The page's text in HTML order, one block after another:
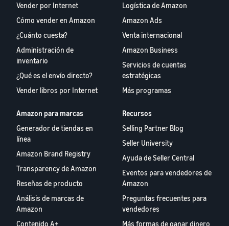
Vender por Internet
Cómo vender en Amazon
¿Cuánto cuesta?
Administración de
inventario
¿Qué es el envío directo?
Vender libros por Internet
Logística de Amazon
Amazon Ads
Venta internacional
Amazon Business
Servicios de cuentas
estratégicas
Más programas
Amazon para marcas
Generador de tiendas en
línea
Amazon Brand Registry
Transparency de Amazon
Reseñas de producto
Análisis de marcas de
Amazon
Contenido A+
Recursos
Selling Partner Blog
Seller University
Ayuda de Seller Central
Eventos para vendedores de
Amazon
Preguntas frecuentes para
vendedores
Más formas de ganar dinero